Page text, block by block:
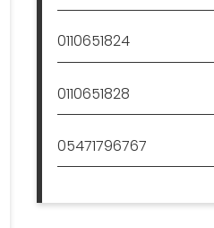
0110651824
0110651828
05471796767